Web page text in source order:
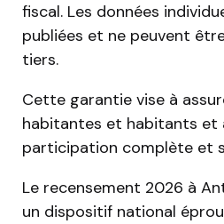
fiscal. Les données
publiées et ne peuvent
tiers.
Cette garantie vise à
habitantes et habitants et
participation complète et
Le recensement 2026 à
un dispositif national